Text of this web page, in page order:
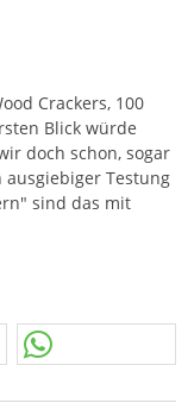
Crackers, 100
Blick würde
doch schon, sogar
Testung
sind das mit